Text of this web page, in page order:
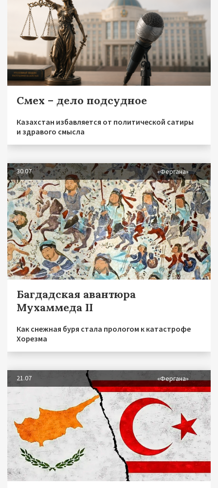
Смех – дело подсудное
Казахстан избавляется от политической сатиры
и здравого смысла
30.07 «Фергана»
Багдадская авантюра
Мухаммеда II
Как снежная буря стала прологом к катастрофе
Хорезма
21.07 «Фергана»